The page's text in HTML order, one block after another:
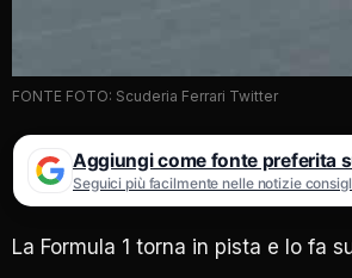
FONTE FOTO: Scuderia Ferrari Twitter
Aggiungi come fonte preferita
Seguici più facilmente nelle notizie
La Formula 1 torna in pista e lo fa